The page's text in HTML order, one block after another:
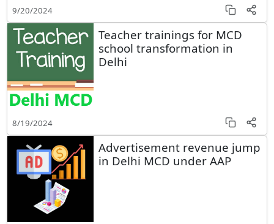
9/20/2024
Teacher trainings for MCD
school transformation in
Delhi
8/19/2024
Advertisement revenue jump
in Delhi MCD under AAP